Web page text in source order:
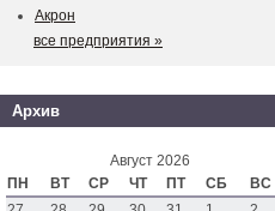
Акрон
все предприятия »
Архив
Август 2026
ПН
ВТ СР ЧТ ПТ СБ
ВС